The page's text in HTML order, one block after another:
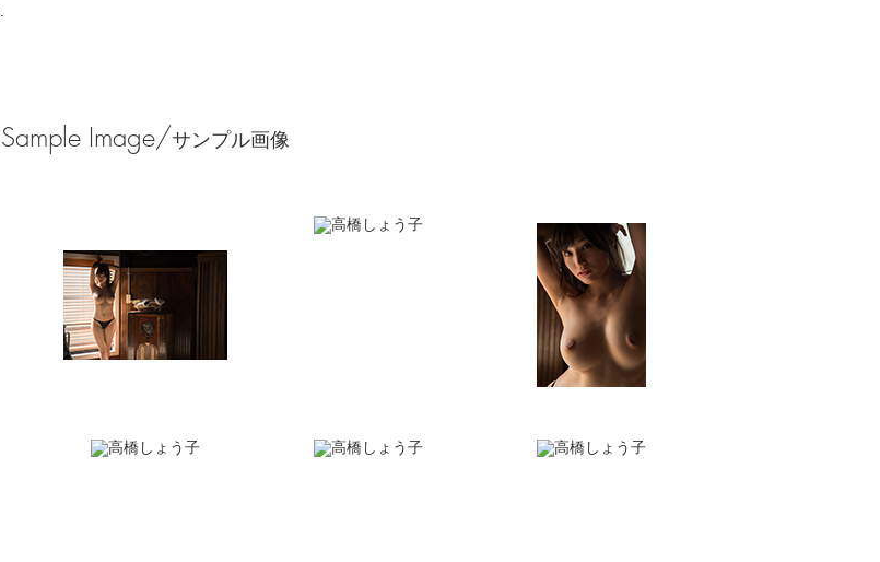
Sample Image/サンプル画像